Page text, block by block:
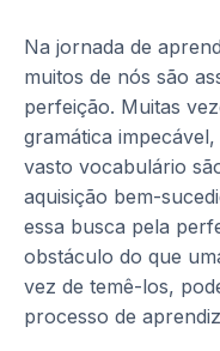
Na jornada de
muitos de nós são
perfeição. Muitas
gramática
vasto vocabulário
aquisição bem-
essa busca pela
obstáculo do que
vez de temê-los,
processo de